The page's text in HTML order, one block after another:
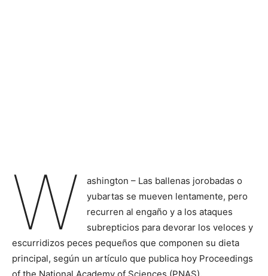
W
ashington – Las ballenas jorobadas o
yubartas se mueven lentamente, pero
recurren al engaño y a los ataques
subrepticios para devorar los veloces y
escurridizos peces pequeños que componen su dieta
principal, según un artículo que publica hoy Proceedings